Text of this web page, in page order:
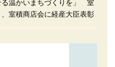
る温かいまちづくりを」 室
室積商店会に経産大臣表彰